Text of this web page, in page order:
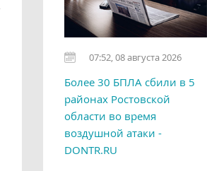
07:52, 08 августа 2026
Более 30 БПЛА сбили в 5
районах Ростовской
области во время
воздушной атаки -
DONTR.RU